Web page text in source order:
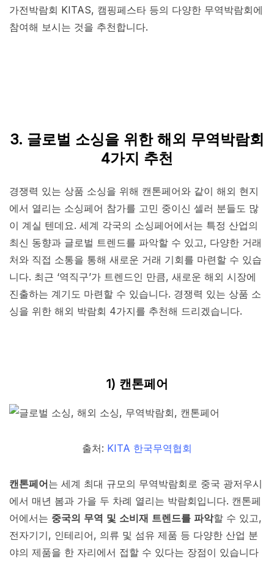
가전박람회 KITAS, 캠핑페스타 등의 다양한 무역박람회에
참여해 보시는 것을 추천합니다.
3. 글로벌 소싱을 위한 해외 무역박람회
4가지 추천
경쟁력 있는 상품 소싱을 위해 캔톤페어와 같이 해외 현지
에서 열리는 소싱페어 참가를 고민 중이신 셀러 분들도 많
이 계실 텐데요. 세계 각국의 소싱페어에서는 특정 산업의
최신 동향과 글로벌 트렌드를 파악할 수 있고, 다양한 거래
처와 직접 소통을 통해 새로운 거래 기회를 마련할 수 있습
니다. 최근 ‘역직구’가 트렌드인 만큼, 새로운 해외 시장에
진출하는 계기도 마련할 수 있습니다. 경쟁력 있는 상품 소
싱을 위한 해외 박람회 4가지를 추천해 드리겠습니다.
1) 캔톤페어
출처: KITA 한국무역협회
캔톤페어는 세계 최대 규모의 무역박람회로 중국 광저우시
에서 매년 봄과 가을 두 차례 열리는 박람회입니다. 캔톤페
어에서는 중국의 무역 및 소비재 트렌드를 파악할 수 있고,
전자기기, 인테리어, 의류 및 섬유 제품 등 다양한 산업 분
야의 제품을 한 자리에서 접할 수 있다는 장점이 있습니다